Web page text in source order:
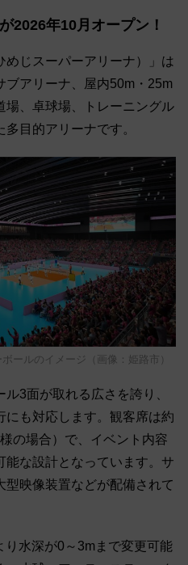
2026年10月オープン！
めじスーパーアリーナ）」は
ブアリーナ、屋内50m・25m
場、卓球場、トレーニングル
目的アリーナです。
ールのイメージ（画像：姫路市）
3面が取れる広さを誇り、
も対応します。観客席は約
の場合）で、イベント内容
能な設計となっています。サ
映像装置などが配備されて
水深が0～3mまで変更可能